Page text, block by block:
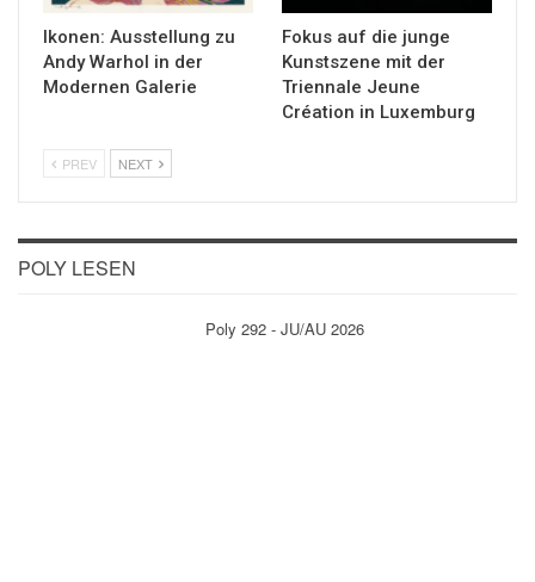
Ikonen: Ausstellung zu
Andy Warhol in der
Modernen Galerie
Fokus auf die junge
Kunstszene mit der
Triennale Jeune
Création in Luxemburg
PREV NEXT
POLY LESEN
Poly 292 - JU/AU 2026